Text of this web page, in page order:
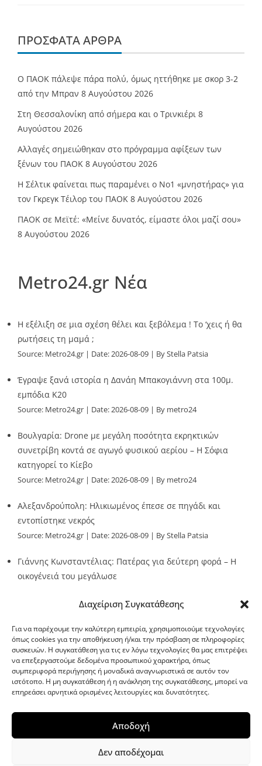
Διαχείριση Συγκατάθεσης
Για να παρέχουμε την καλύτερη εμπειρία, χρησιμοποιούμε τεχνολογίες
όπως cookies για την αποθήκευση ή/και την πρόσβαση σε πληροφορίες
συσκευών. Η συγκατάθεση για τις εν λόγω τεχνολογίες θα μας επιτρέψει
να επεξεργαστούμε δεδομένα προσωπικού χαρακτήρα, όπως
συμπεριφορά περιήγησης ή μοναδικά αναγνωριστικά σε αυτόν τον
ιστότοπο. Η μη συγκατάθεση ή η ανάκληση της συγκατάθεσης, μπορεί να
επηρεάσει αρνητικά ορισμένες λειτουργίες και δυνατότητες.
Αποδοχή
Δεν αποδέχομαι
ΠΡΌΣΦΑΤΑ ΆΡΘΡΑ
Ο ΠΑΟΚ πάλεψε πάρα πολύ, όμως ηττήθηκε με σκορ 3-2
από την Μπραν 8 Αυγούστου 2026
Στη Θεσσαλονίκη από σήμερα και ο Τρινκιέρι 8
Αυγούστου 2026
Αλλαγές σημειώθηκαν στο πρόγραμμα αφίξεων των
ξένων του ΠΑΟΚ 8 Αυγούστου 2026
Η Σέλτικ φαίνεται πως παραμένει ο Νο1 «μνηστήρας» για
τον Γκρεγκ Τέιλορ του ΠΑΟΚ 8 Αυγούστου 2026
ΠΑΟΚ σε Μεϊτέ: «Μείνε δυνατός, είμαστε όλοι μαζί σου»
8 Αυγούστου 2026
Metro24.gr Νέα
Η εξέλιξη σε μια σχέση θέλει και ξεβόλεμα ! Το ‘χεις ή θα
ρωτήσεις τη μαμά ;
Source: Metro24.gr Date: 2026-08-09 By Stella Patsia
Έγραψε ξανά ιστορία η Δανάη Μπακογιάννη στα 100μ.
εμπόδια Κ20
Source: Metro24.gr Date: 2026-08-09 By metro24
Βουλγαρία: Drone με μεγάλη ποσότητα εκρηκτικών
συνετρίβη κοντά σε αγωγό φυσικού αερίου – Η Σόφια
κατηγορεί το Κίεβο
Source: Metro24.gr Date: 2026-08-09 By metro24
Αλεξανδρούπολη: Ηλικιωμένος έπεσε σε πηγάδι και
εντοπίστηκε νεκρός
Source: Metro24.gr Date: 2026-08-09 By Stella Patsia
Γιάννης Κωνσταντέλιας: Πατέρας για δεύτερη φορά – Η
οικογένειά του μεγάλωσε
G-point.gr